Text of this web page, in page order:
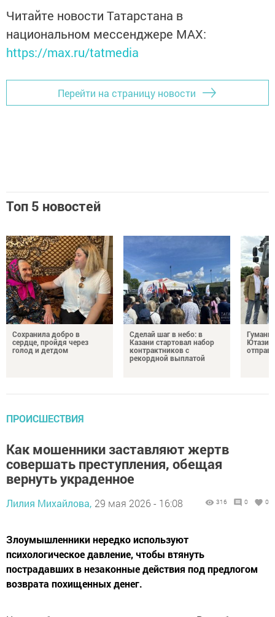
Читайте новости Татарстана в
национальном мессенджере MАХ:
https://max.ru/tatmedia
Перейти на страницу новости
Топ 5 новостей
Сохранила добро в
сердце, пройдя через
голод и детдом
Сделай шаг в небо: в
Казани стартовал набор
контрактников с
рекордной выплатой
ПРОИСШЕСТВИЯ
Как мошенники заставляют жертв
совершать преступления, обещая
вернуть украденное
Лилия Михайлова, 29 мая 2026 - 16:08 316 0 0
Злоумышленники нередко используют
психологическое давление, чтобы втянуть
пострадавших в незаконные действия под предлогом
возврата похищенных денег.